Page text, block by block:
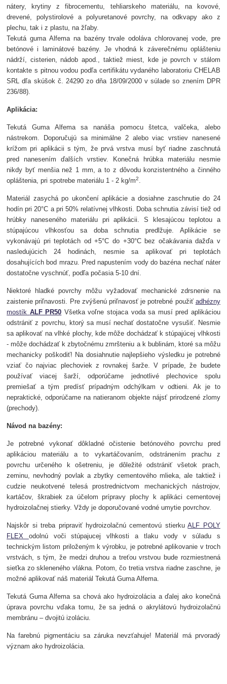
nátery, krytiny z fibrocementu, tehliarskeho materiálu, na kovové,
drevené, polystirolové a polyuretanové povrchy, na odkvapy ako z
plechu, tak i z plastu, na žľaby.
Tekutá guma Alfema na bazény trvale odoláva chlorovanej vode, pre
betónové i laminátové bazény. Je vhodná k záverečnému oplášteniu
nádrží, cisterien, nádob apod., taktiež miest, kde je povrch v stálom
kontakte s pitnou vodou podľa certifikátu vydaného laboratoriu CHELAB
SRL dľa skúšok č. 24290 zo dňa 18/09/2000 v súlade so znením DPR
236/88).
Aplikácia:
Tekutá Guma Alfema sa nanáša pomocu štetca, valčeka, alebo
nástrekom. Doporučujú sa minimálne 2 alebo viac vrstiev nanesené
krížom pri aplikácii s tým, že prvá vrstva musí byť riadne zaschnutá
pred nanesením ďalších vrstiev. Konečná hrúbka materiálu nesmie
nikdy byť menšia než 1 mm, a to z dôvodu konzistentného a činného
opláštenia, pri spotrebe materiálu 1 - 2 kg/m2.
Materiál zasychá po ukončení aplikácie a dosiahne zaschnutie do 24
hodín pri 20°C a pri 50% relatívnej vlhkosti. Doba schnutia závisí tiež od
hrúbky naneseného materiálu pri aplikácii. S klesajúcou teplotou a
stúpajúcou vlhkosťou sa doba schnutia predlžuje. Aplikácie se
vykonávajú pri teplotách od +5°C do +30°C bez očakávania dažďa v
nasledujúcich 24 hodinách, nesmie sa aplikovať pri teplotách
dosahujících bod mrazu. Pred napustením vody do bazéna nechať náter
dostatočne vyschnúť, podľa počasia 5-10 dní.
Niektoré hladké povrchy môžu vyžadovať mechanické zdrsnenie na
zaistenie priľnavosti. Pre zvýšenú priľnavosť je potrebné použiť adhézny
mostík ALF PR50 Všetka voľne stojaca voda sa musí pred aplikáciou
odstrániť z povrchu, ktorý sa musí nechať dostatočne vysušiť. Nesmie
sa aplikovať na vlhké plochy, kde môže dochádzať k stúpajúcej vlhkosti
- môže dochádzať k zbytočnému zmršteniu a k bublinám, ktoré sa môžu
mechanicky poškodiť! Na dosiahnutie najlepšieho výsledku je potrebné
vziať čo najviac plechoviek z rovnakej šarže. V prípade, že budete
používať viacej šarží, odporúčame jednotlivé plechovice spolu
premiešať a tým predísť prípadným odchýlkam v odtieni. Ak je to
nepraktické, odporúčame na natieranom objekte nájsť prirodzené zlomy
(prechody).
Návod na bazény:
Je potrebné vykonať dôkladné očistenie betónového povrchu pred
aplikáciou materiálu a to vykartáčovaním, odstránením prachu z
povrchu určeného k ošetreniu, je dôležité odstrániť všetok prach,
zeminu, nevhodný povlak a zbytky cementového mlieka, ale taktiež i
cudzie neukotvené telesá prostrednictvom mechanických nástrojov,
kartáčov, škrabiek za účelom prípravy plochy k aplikáci cementovej
hydroizolačnej stierky. Vždy je doporučované vodné umytie povrchov.
Najskôr si treba pripraviť hydroizolačnú cementovú stierkuALF POLY
FLEX odolnú voči stúpajucej vlhkosti a tlaku vody v súladu s
technickým listom priloženým k výrobku, je potrebné aplikovanie v troch
vrstvách, s tým, že medzi druhou a treťou vrstvou bude rozmiestnená
sieťka zo skleneného vlákna. Potom, čo tretia vrstva riadne zaschne, je
možné aplikovať náš materiál Tekutá Guma Alfema.
Tekutá Guma Alfema sa chová ako hydroizolácia a ďalej ako konečná
úprava povrchu vďaka tomu, že sa jedná o akrylátovú hydroizolačnú
membránu – dvojitú izoláciu.
Na farebnú pigmentáciu sa záruka nevzťahuje! Materiál má prvoradý
význam ako hydroizolácia.